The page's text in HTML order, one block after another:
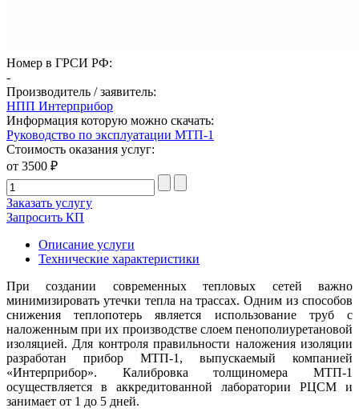
Номер в ГРСИ РФ:
-
Производитель / заявитель:
НПП Интерприбор
Информация которую можно скачать:
Руководство по эксплуатации МТП-1
Стоимость оказания услуг:
от 3500 ₽
Заказать услугу
Запросить КП
Описание услуги
Технические характеристики
При создании современных тепловых сетей важно
минимизировать утечки тепла на трассах. Одним из способов
снижения теплопотерь является использование труб с
наложенным при их производстве слоем пенополиуретановой
изоляцией. Для контроля правильности наложения изоляции
разработан прибор МТП-1, выпускаемый компанией
«Интерприбор». Калибровка толщиномера МТП-1
осуществляется в аккредитованной лаборатории РЦСМ и
занимает от 1 до 5 дней.